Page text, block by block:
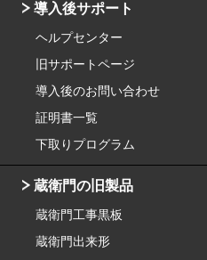
導入後サポート
ヘルプセンター
旧サポートページ
導入後のお問い合わせ
証明書一覧
下取りプログラム
蔵衛門の旧製品
蔵衛門工事黒板
蔵衛門出来形